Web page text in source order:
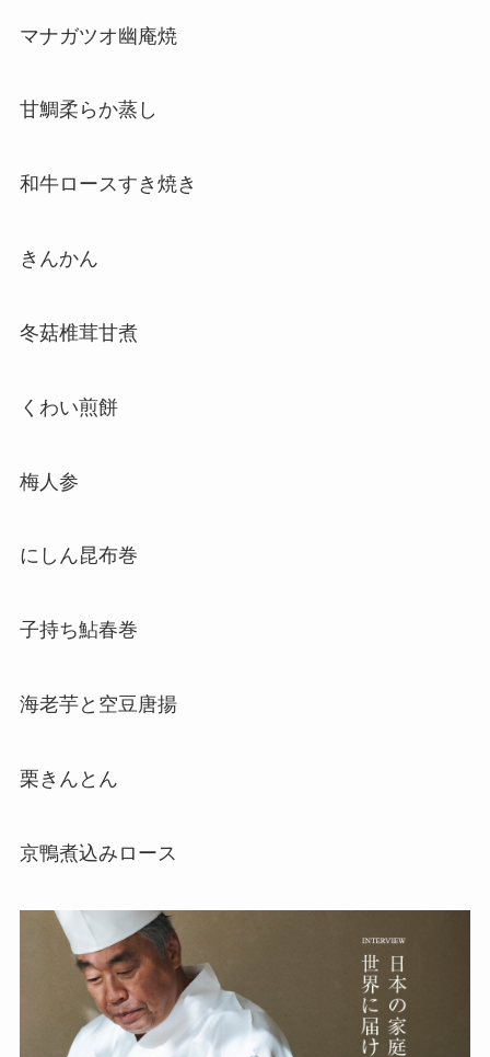
マナガツオ幽庵焼
甘鯛柔らか蒸し
和牛ロースすき焼き
きんかん
冬菇椎茸甘煮
くわい煎餅
梅人参
にしん昆布巻
子持ち鮎春巻
海老芋と空豆唐揚
栗きんとん
京鴨煮込みロース